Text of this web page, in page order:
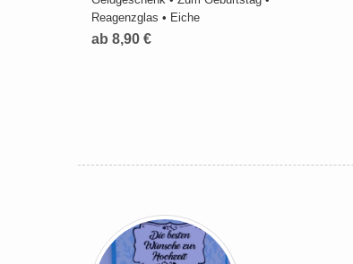
Reagenzglas • Eiche
ab 8,90 €